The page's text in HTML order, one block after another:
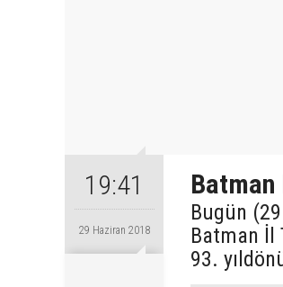
19:41
29 Haziran 2018
Batman
Bugün
Batman İl
93.